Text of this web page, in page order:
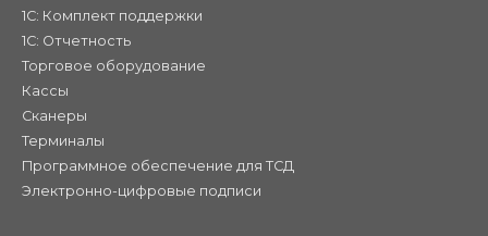
1С: Комплект поддержки
1С: Отчетность
Торговое оборудование
Кассы
Сканеры
Терминалы
Программное обеспечение для ТСД
Электронно-цифровые подписи